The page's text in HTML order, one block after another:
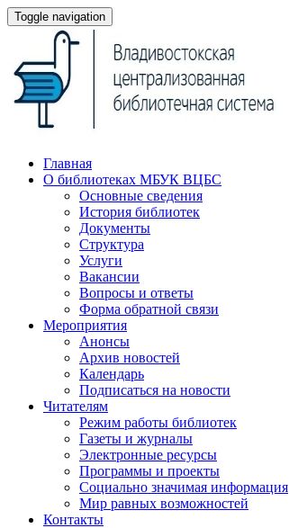
Toggle navigation
Главная
О библиотеках МБУК ВЦБС
Основные сведения
История библиотек
Документы
Структура
Услуги
Вакансии
Вопросы и ответы
Форма обратной связи
Мероприятия
Анонсы
Архив новостей
Календарь
Подписаться на новости
Читателям
Режим работы библиотек
Газеты и журналы
Электронные ресурсы
Программы и проекты
Социально значимая информация
Мир равных возможностей
Контакты